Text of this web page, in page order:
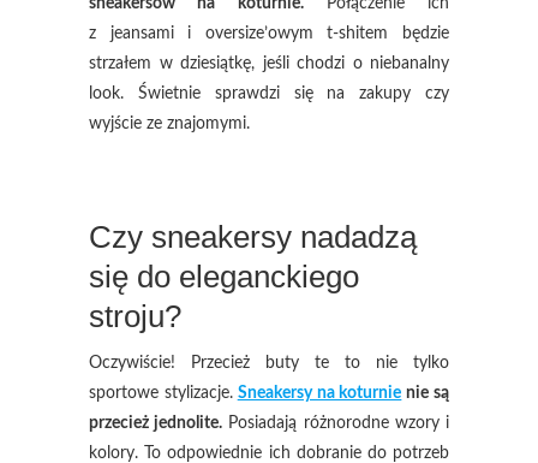
sneakersów na koturnie.Połączenie ich
z jeansami i oversize’owym t-shitem będzie
strzałem w dziesiątkę, jeśli chodzi o niebanalny
look. Świetnie sprawdzi się na zakupy czy
wyjście ze znajomymi.
Czy sneakersy nadadzą
się do eleganckiego
stroju?
Oczywiście! Przecież buty te to nie tylko
sportowe stylizacje. Sneakersy na koturnie nie są
przecież jednolite. Posiadają różnorodne wzory i
kolory. To odpowiednie ich dobranie do potrzeb